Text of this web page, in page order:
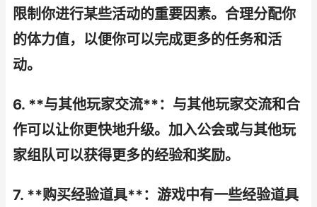
限制你进行某些活动的重要因素。合理分配你
的体力值，以便你可以完成更多的任务和活
动。
6. **与其他玩家交流**：与其他玩家交流和合
作可以让你更快地升级。加入公会或与其他玩
家组队可以获得更多的经验和奖励。
7. **购买经验道具**：游戏中有一些经验道具